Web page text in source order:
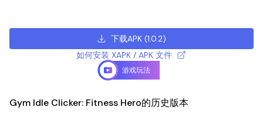
下载APK(1.0.2)
如何安装 XAPK / APK 文件
游戏玩法
Gym Idle Clicker: Fitness Hero的历史版本